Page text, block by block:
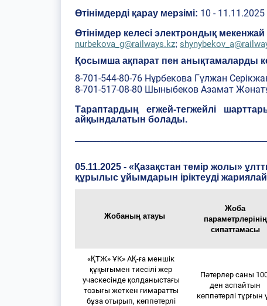
Өтінімдерді қарау мерзімі: 10 -
Өтінімдер келесі электрондық
nurbekova_g@railways.kz;
Қосымша ақпарат пен анықтамаларды
8-701-544-80-76 Нұрбекова Гүлжан
8-701-517-08-80 Шыныбеков Азамат
Тараптардың егжей-тегжейлі
айқындалатын болады.
05.11.2025 - «Қазақстан темір жолы»
құрылыс ұйымдарын іріктеуді
Жобаның атауы
Жоба
параметрлерінің
сипаттамасы
«ҚТЖ» ҰК» АҚ-ға меншік
құқығымен тиесілі жер
учаскесінде қолданыстағы
тозығы жеткен ғимаратты
бұза отырып, көппәтерлі
Пәтерлер саны
ден аспайтын
көппәтерлі тұрғын